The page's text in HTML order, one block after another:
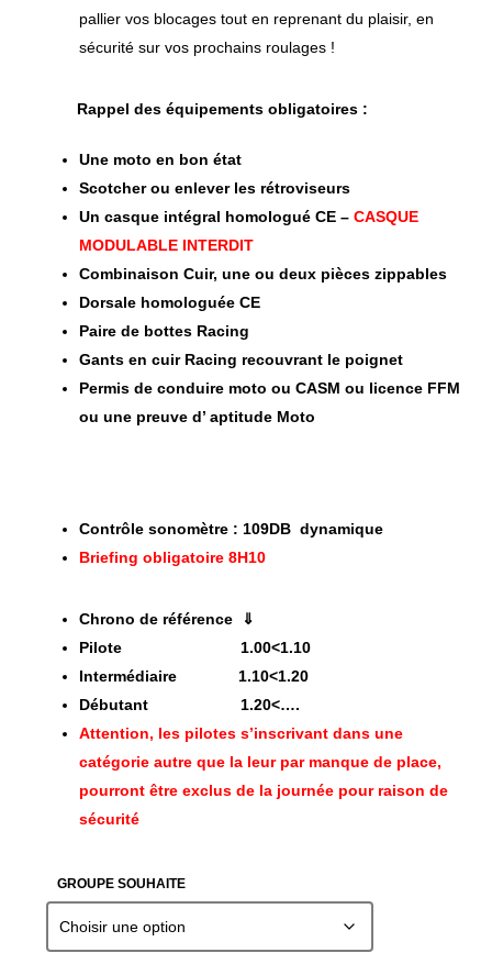
pallier vos blocages tout en reprenant du plaisir, en
sécurité sur vos prochains roulages !
Rappel des équipements obligatoires :
Une moto en bon état
Scotcher ou enlever les rétroviseurs
Un casque intégral homologué CE – CASQUE
MODULABLE INTERDIT
Combinaison Cuir, une ou deux pièces zippables
Dorsale homologuée CE
Paire de bottes Racing
Gants en cuir Racing recouvrant le poignet
Permis de conduire moto ou CASM ou licence FFM
ou une preuve d’ aptitude Moto
Contrôle sonomètre: 109DB dynamique
Briefing obligatoire 8H10
Chrono de référence ⇓
Pilote 1.00<1.10
Intermédiaire
1.10<1.20
Débutant 1.20<….
Attention, les pilotes s’inscrivant dans une
catégorie autre que la leur par manque de place,
pourront êtreexclus de la journée pour raison de
sécurité
GROUPE SOUHAITE